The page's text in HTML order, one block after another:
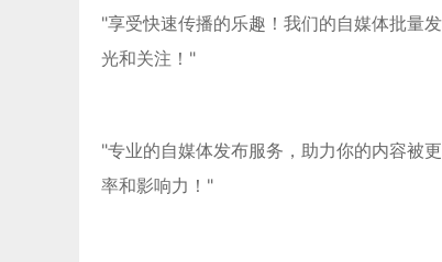
"享受快速传播的乐趣！我们的自媒体批量
光和关注！"
"专业的自媒体发布服务，助力你的内容被
率和影响力！"